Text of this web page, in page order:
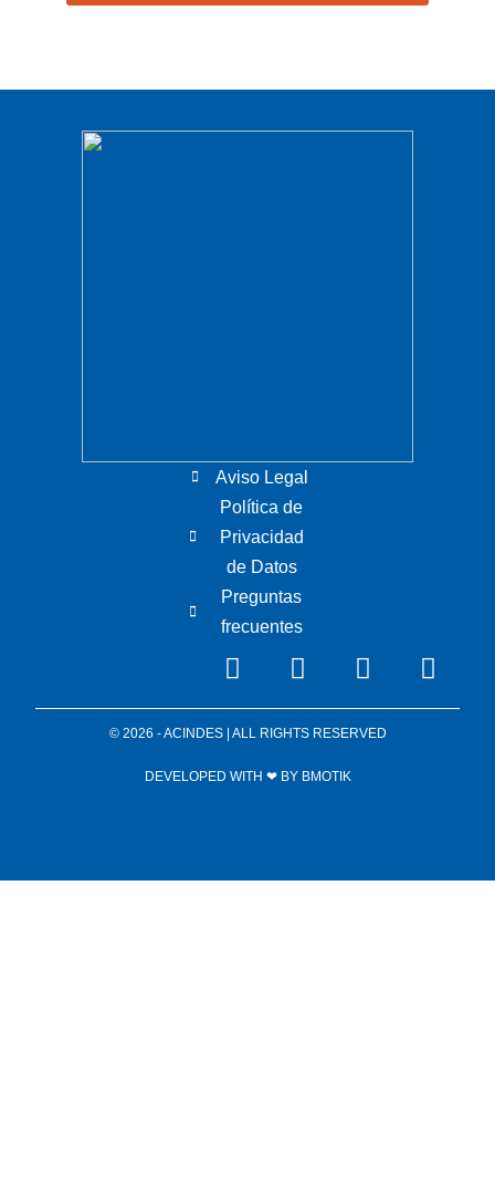
Aviso Legal
Política de
Privacidad
de Datos
Preguntas
frecuentes
© 2026 - ACINDES | ALL RIGHTS RESERVED
DEVELOPED WITH ❤ BY BMOTIK